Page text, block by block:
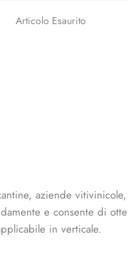
Articolo Esaurito
aziende
e consente di
in verticale.